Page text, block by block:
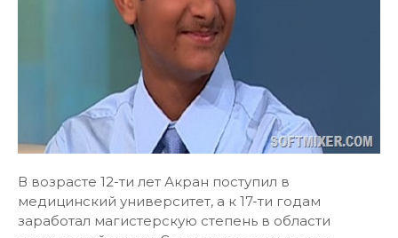
В возрасте 12-ти лет Акран поступил в
медицинский университет, а к 17-ти годам
заработал магистерскую степень в области